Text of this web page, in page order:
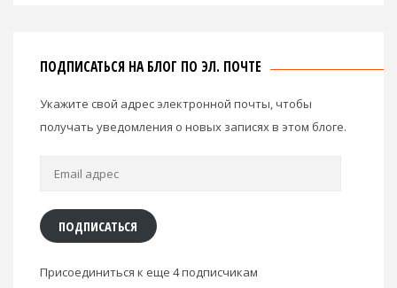
ПОДПИСАТЬСЯ НА БЛОГ ПО ЭЛ. ПОЧТЕ
Укажите свой адрес электронной почты, чтобы
получать уведомления о новых записях в этом блоге.
Email
ПОДПИСАТЬСЯ
Присоединиться к еще 4 подписчикам